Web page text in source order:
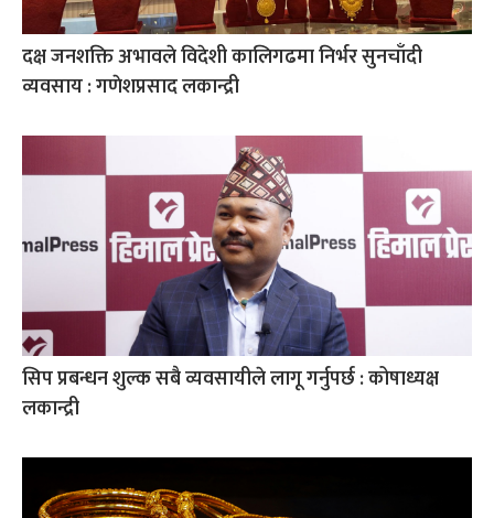
दक्ष जनशक्ति अभावले विदेशी कालिगढमा निर्भर सुनचाँदी
व्यवसाय : गणेशप्रसाद लकान्द्री
सिप प्रबन्धन शुल्क सबै व्यवसायीले लागू गर्नुपर्छ : कोषाध्यक्ष
लकान्द्री